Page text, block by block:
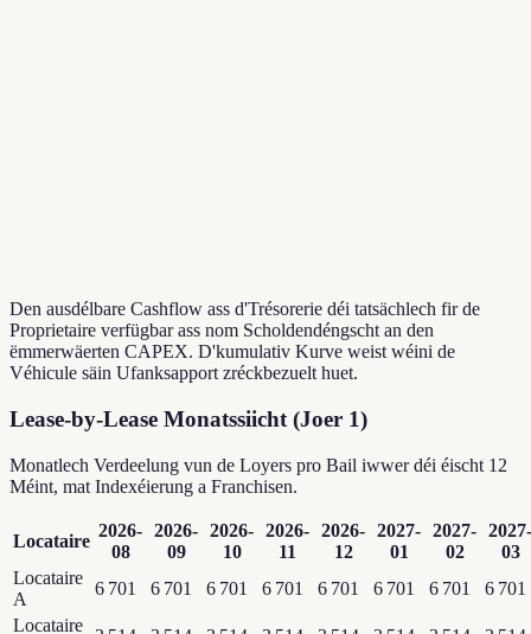
Den ausdélbare Cashflow ass d'Trésorerie déi tatsächlech fir de
Proprietaire verfügbar ass nom Scholdendéngscht an den
ëmmerwäerten CAPEX. D'kumulativ Kurve weist wéini de
Véhicule säin Ufanksapport zréckbezuelt huet.
Lease-by-Lease Monatssiicht (Joer 1)
Monatlech Verdeelung vun de Loyers pro Bail iwwer déi éischt 12
Méint, mat Indexéierung a Franchisen.
Locataire
2026-
08
2026-
09
2026-
10
2026-
11
2026-
12
2027-
01
2027-
02
2027-
03
Locataire
A
6 701 6 701 6 701 6 701 6 701 6 701 6 701
6 701
Locataire